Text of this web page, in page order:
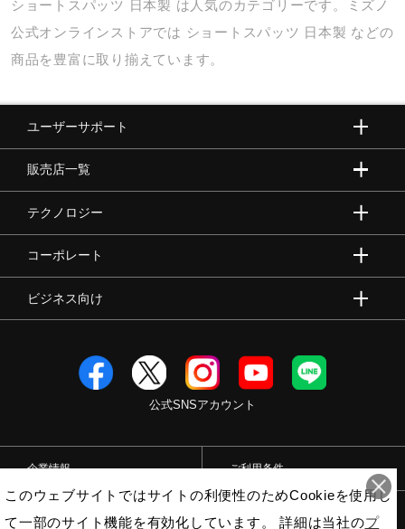
ショートスパッツ 日本製 は人気のカテゴリーです。ミズノ
公式オンラインストアでは ショートスパッツ 日本製 などの
商品を豊富に取り揃えています。
ユーザーサポート
販売店一覧
テクノロジー
コーポレート
ビジネス向け
公式SNSアカウント
企業情報 ご利用条件
このウェブサイトではサイトの利便性のためCookieを使用し
て一部のサイト機能を有効化しています。 詳細は当社のプ